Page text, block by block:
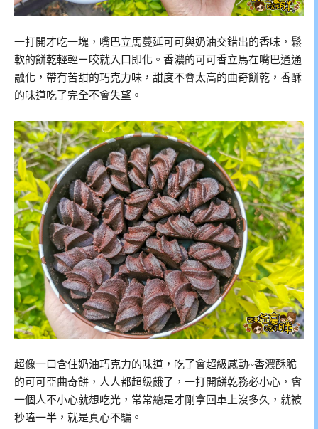
一打開才吃一塊，嘴巴立馬蔓延可可與奶油交錯出的香味，鬆
軟的餅乾輕輕ㄧ咬就入口即化。香濃的可可香立馬在嘴巴通通
融化，帶有苦甜的巧克力味，甜度不會太高的曲奇餅乾，香酥
的味道吃了完全不會失望。
超像一口含住奶油巧克力的味道，吃了會超級感動~香濃酥脆
的可可亞曲奇餅，人人都超級餓了，一打開餅乾務必小心，會
一個人不小心就想吃光，常常總是才剛拿回車上沒多久，就被
秒嗑一半，就是真心不騙。